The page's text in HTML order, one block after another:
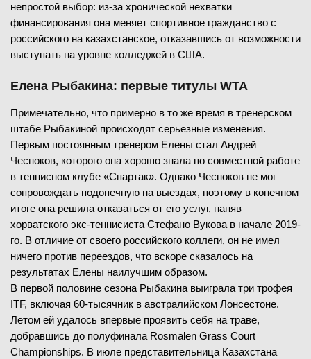
непростой выбор: из-за хронической нехватки
финансирования она меняет спортивное гражданство с
российского на казахстанское, отказавшись от возможности
выступать на уровне колледжей в США.
Елена Рыбакина: первые титулы WTA
Примечательно, что примерно в то же время в тренерском
штабе Рыбакиной происходят серьезные изменения.
Первым постоянным тренером Елены стал Андрей
Чесноков, которого она хорошо знала по совместной работе
в теннисном клубе «Спартак». Однако Чесноков не мог
сопровождать подопечную на выездах, поэтому в конечном
итоге она решила отказаться от его услуг, наняв
хорватского экс-теннисиста Стефано Вукова в начале 2019-
го. В отличие от своего российского коллеги, он не имел
ничего против переездов, что вскоре сказалось на
результатах Елены наилучшим образом.
В первой половине сезона Рыбакина выиграла три трофея
ITF, включая 60-тысячник в австралийском Лонсестоне.
Летом ей удалось впервые проявить себя на траве,
добравшись до полуфинала Rosmalen Grass Court
Championships. В июле представительница Казахстана